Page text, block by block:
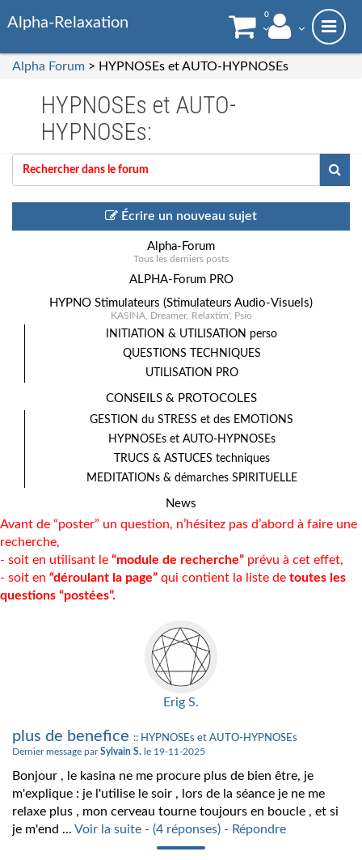
Alpha-Relaxation 0
Alpha Forum > HYPNOSEs et AUTO-HYPNOSEs
HYPNOSEs et AUTO-
HYPNOSEs:
Écrire un nouveau sujet
Alpha-Forum
Tous les derniers posts
ALPHA-Forum PRO
HYPNO Stimulateurs (Stimulateurs Audio-Visuels)
KASINA, Dreamer, Relaxtim', Psio
INITIATION & UTILISATION perso
QUESTIONS TECHNIQUES
UTILISATION PRO
CONSEILS & PROTOCOLES
GESTION du STRESS et des EMOTIONS
HYPNOSEs et AUTO-HYPNOSEs
TRUCS & ASTUCES techniques
MEDITATIONs & démarches SPIRITUELLE
News
Avant de “poster” un question, n’hésitez pas d’abord à faire une
recherche,
- soit en utilisant le “module de recherche” prévu à cet effet,
- soit en “déroulant la page” qui contient la liste de toutes les
questions “postées”.
Erig S.
plus de benefice :: HYPNOSEs et AUTO-HYPNOSEs
Dernier message parSylvain S. le 19-11-2025
Bonjour , le kasina ne me procure plus de bien être, je
m'explique : je l'utilise le soir , lors de la séance je ne me
relaxe plus , mon cerveau tourne toujours en boucle , et si
je m'end ... Voir la suite - (4 réponses) - Répondre